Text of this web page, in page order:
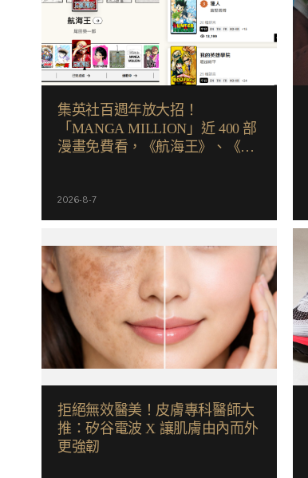
集英社百週年放大招！
「MANGA MILLION」近 400 部
漫畫免費看，《航海王》、《火
2026-8-7
拒絕無效醫美！皮膚專科醫師大
推：矽谷電波 X 讓肌膚由內而外
更強韌